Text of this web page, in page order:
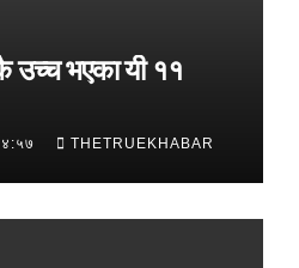
उच्च भएका यी ११
THETRUEKHABAR